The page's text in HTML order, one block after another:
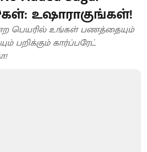
உஷாராகுங்கள்!
பெயரில் உங்கள் பணத்தையும்
பறிக்கும் கார்ப்பரேட்